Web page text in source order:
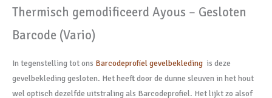
Thermisch gemodificeerd Ayous – Gesloten
Barcode (Vario)
In tegenstelling tot ons Barcodeprofiel gevelbekleding is deze
gevelbekleding gesloten. Het heeft door de dunne sleuven in het hout
wel optisch dezelfde uitstraling als Barcodeprofiel. Het lijkt zo alsof